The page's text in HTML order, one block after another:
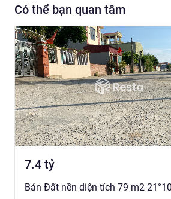
Có thể bạn quan tâm
7.4 tỷ